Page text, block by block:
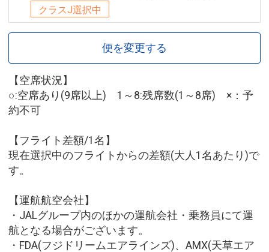
クラスJ選択中
便を変更する
【空席状況】
○:空席あり(9席以上) 1～8:残席数(1～8席) ×：予
約不可
【フライト差額/1名】
現在選択中のフライトからの差額(大人1名あたり)で
す。
【運航航空会社】
・JALグループ内のほかの運航会社・乗務員にて運
航となる場合がございます。
・FDA(フジドリームエアラインズ)、AMX(天草エア